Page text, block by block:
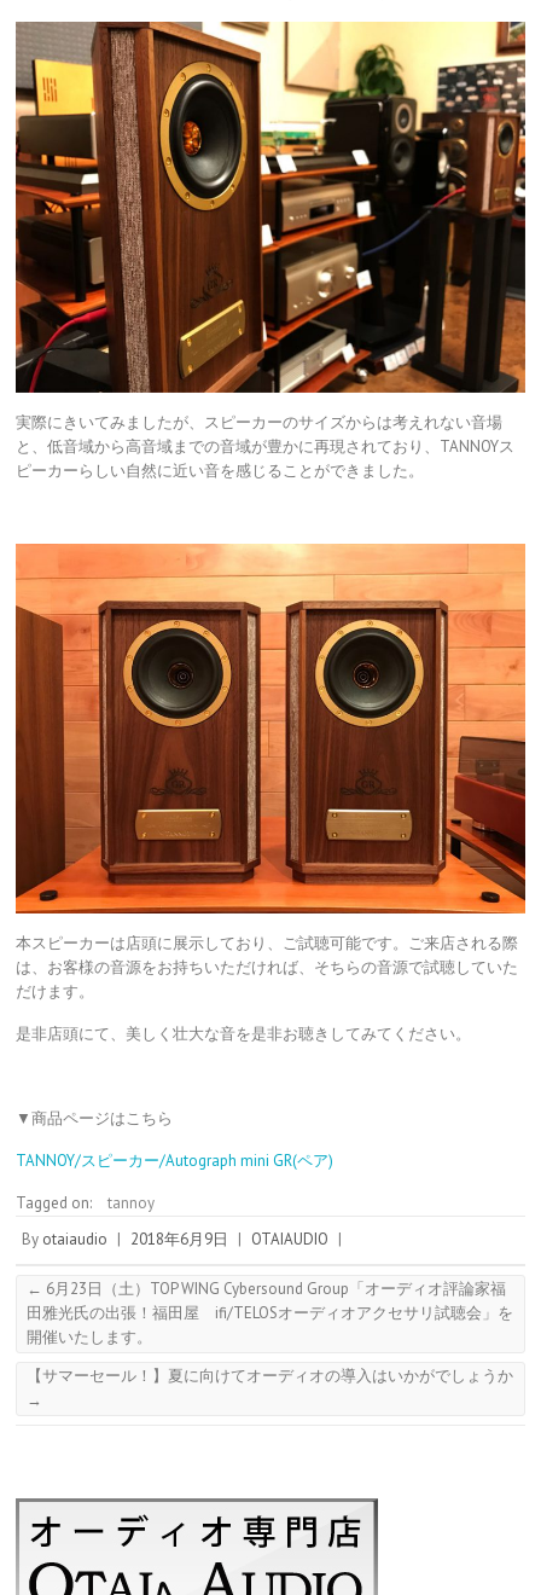
実際にきいてみましたが、スピーカーのサイズからは考えれない音場
と、低音域から高音域までの音域が豊かに再現されており、TANNOYス
ピーカーらしい自然に近い音を感じることができました。
本スピーカーは店頭に展示しており、ご試聴可能です。ご来店される際
は、お客様の音源をお持ちいただければ、そちらの音源で試聴していた
だけます。
是非店頭にて、美しく壮大な音を是非お聴きしてみてください。
▼商品ページはこちら
TANNOY/スピーカー/Autograph mini GR(ペア)
Tagged on:
tannoy
By otaiaudio | 2018年6月9日 | OTAIAUDIO |
← 6月23日（土）TOP WING Cybersound Group「オーディオ評論家福
田雅光氏の出張！福田屋 ifi/TELOSオーディオアクセサリ試聴会」を
開催いたします。
【サマーセール！】夏に向けてオーディオの導入はいかがでしょうか
→